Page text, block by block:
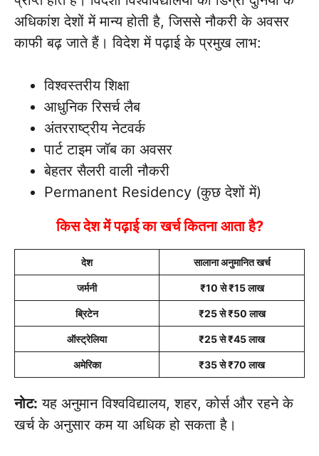
अधिकांश देशों में मान्य होती है, जिससे नौकरी के अवसर
काफी बढ़ जाते हैं। विदेश में पढ़ाई के प्रमुख लाभ:
विश्वस्तरीय शिक्षा
आधुनिक रिसर्च लैब
अंतरराष्ट्रीय नेटवर्क
पार्ट टाइम जॉब का अवसर
बेहतर सैलरी वाली नौकरी
Permanent Residency (कुछ देशों में)
किस देश में पढ़ाई का खर्च कितना आता है?
देश सालाना अनुमानित खर्च
जर्मनी ₹10 से ₹15 लाख
ब्रिटेन ₹25 से ₹50 लाख
ऑस्ट्रेलिया ₹25 से ₹45 लाख
अमेरिका ₹35 से ₹70 लाख
नोट: यह अनुमान विश्वविद्यालय, शहर, कोर्स और रहने के
खर्च के अनुसार कम या अधिक हो सकता है।